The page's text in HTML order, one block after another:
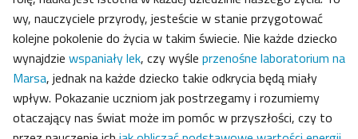
wy, nauczyciele przyrody, jesteście w stanie przygotować
kolejne pokolenie do życia w takim świecie. Nie każde dziecko
wynajdzie wspaniały lek, czy wyśle przenośne laboratorium na
Marsa, jednak na każde dziecko takie odkrycia będą miały
wpływ. Pokazanie uczniom jak postrzegamy i rozumiemy
otaczający nas świat może im pomóc w przyszłości, czy to